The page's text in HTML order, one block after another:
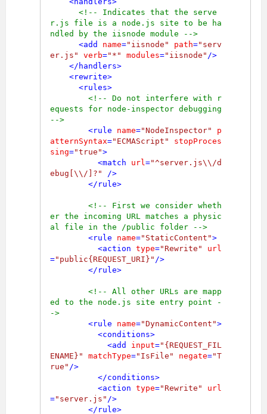
<!-- Indicates that the serve
r.js file is a node.js site to be ha
ndled by the iisnode module -->
<add name="iisnode" path="serv
er.js"
verb="*" modules="iisnode" />
</ handlers>
<rewrite>
<rules>
<!-- Do not interfere with r
equests for node-inspector debugging
-->
<rule name="NodeInspector"
p
atternSyntax="ECMAScript"
stopProces
sing="true">
<match url="^server.js\\/d
ebug[\\/]?"
/>
</ rule>
<!-- First we consider wheth
er the incoming URL matches a physic
al file in the /public folder -->
<rule name="StaticContent">
<action type="Rewrite"
url
="public{REQUEST_URI}" />
</ rule>
<!-- All other URLs are mapp
ed to the node.js site entry point -
->
<rule name="DynamicContent">
<conditions>
<add input="{REQUEST_FIL
ENAME}"
matchType="IsFile" negate="T
rue" />
</conditions>
<action type="Rewrite"
url
="server.js" />
</ rule>